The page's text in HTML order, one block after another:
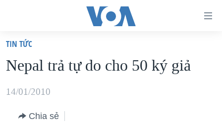
truy
cập
Tới
dung
VIỆT NAM
HOA KỲ
TIN TỨC
Nepal trả tự do cho 50 ký giả
14/01/2010
Chia sẻ